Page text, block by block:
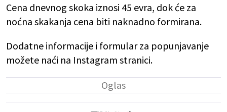
Cena dnevnog skoka iznosi 45 evra, dok će za
noćna skakanja cena biti naknadno formirana.
Dodatne informacije i formular za popunjavanje
možete naći na Instagram stranici.